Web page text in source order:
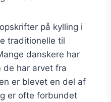
på kylling i
traditionelle til
danskere har
de har arvet fra
er blevet en del af
er ofte forbundet